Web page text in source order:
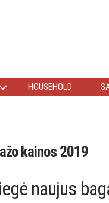
HOUSEHOLD
kainos 2019
naujus